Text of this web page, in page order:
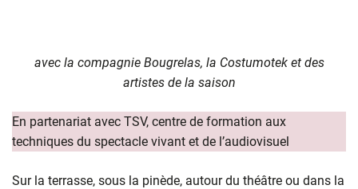
avec la compagnie Bougrelas, la Costumotek et des
artistes de la saison
En partenariat avec TSV, centre de formation aux
techniques du spectacle vivant et de l’audiovisuel
Sur la terrasse, sous la pinède, autour du théâtre ou dans la